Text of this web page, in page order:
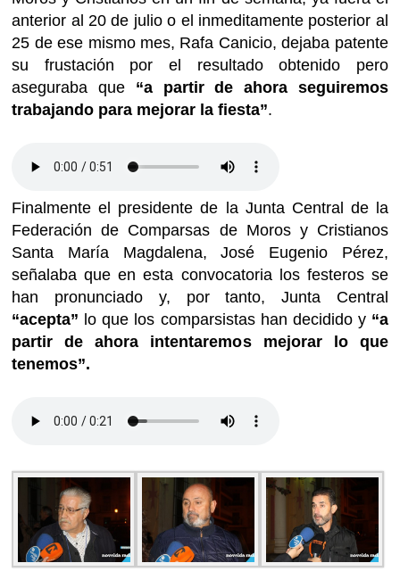
anterior al 20 de julio o el inmeditamente posterior al
25 de ese mismo mes, Rafa Canicio, dejaba patente
su frustación por el resultado obtenido pero
aseguraba que “a partir de ahora seguiremos
trabajando para mejorar la fiesta”.
Finalmente el presidente de la Junta Central de la
Federación de Comparsas de Moros y Cristianos
Santa María Magdalena, José Eugenio Pérez,
señalaba que en esta convocatoria los festeros se
han pronunciado y, por tanto, Junta Central
“acepta” lo que los comparsistas han decidido y “a
partir de ahora intentaremos mejorar lo que
tenemos”.